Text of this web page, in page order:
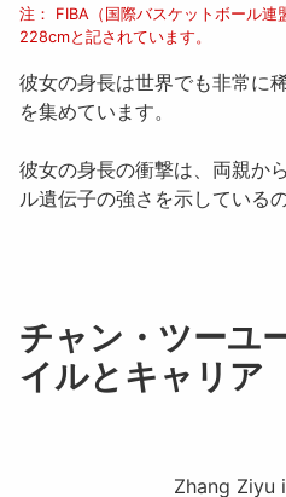
注： FIBA（国際バスケットボール
228cmと記されています。
彼女の身長は世界でも非常に
を集めています。
彼女の身長の衝撃は、両親か
ル遺伝子の強さを示している
チャン・ツーユ
イルとキャリア
Zhang Ziyu